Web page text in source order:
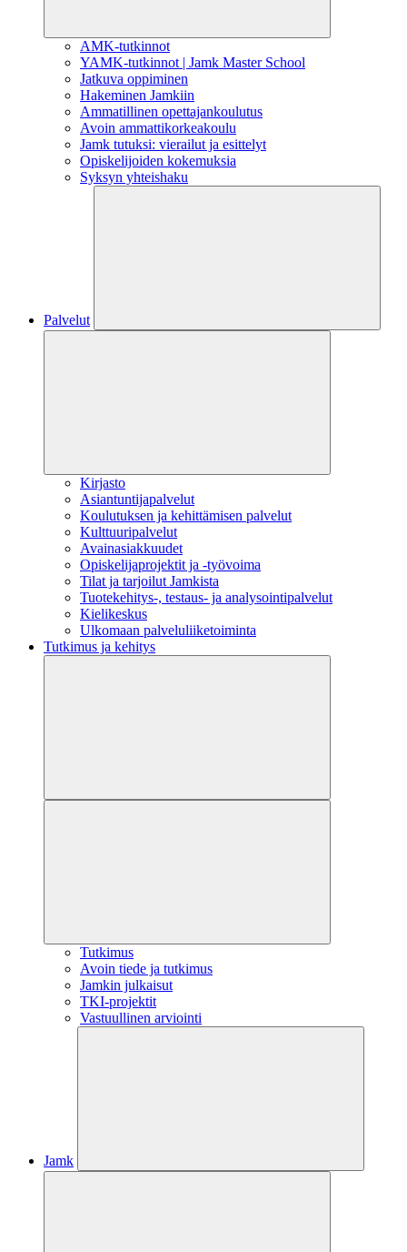
AMK-tutkinnot
YAMK-tutkinnot | Jamk Master School
Jatkuva oppiminen
Hakeminen Jamkiin
Ammatillinen opettajankoulutus
Avoin ammattikorkeakoulu
Jamk tutuksi: vierailut ja esittelyt
Opiskelijoiden kokemuksia
Syksyn yhteishaku
Palvelut
Kirjasto
Asiantuntijapalvelut
Koulutuksen ja kehittämisen palvelut
Kulttuuripalvelut
Avainasiakkuudet
Opiskelijaprojektit​ ja -työvoima
Tilat ja tarjoilut Jamkista
Tuotekehitys-, testaus- ja analysointipalvelut
Kielikeskus
Ulkomaan palveluliiketoiminta
Tutkimus ja kehitys
Tutkimus
Avoin tiede ja tutkimus
Jamkin julkaisut
TKI-projektit
Vastuullinen arviointi
Jamk